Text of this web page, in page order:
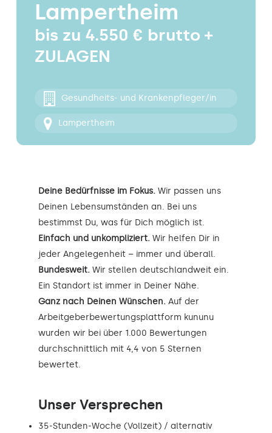
KontaktLampertheim
bis zu 4.550 € brutto +
ZULAGEN
Gesundheits- und Krankenpfleger/in
Lampertheim
Deine Bedürfnisse im Fokus. Wir passen uns
Deinen Lebensumständen an. Bei uns
bestimmst Du, was für Dich möglich ist.
Einfach und unkompliziert. Wir helfen Dir in
jeder Angelegenheit – immer und überall.
Bundesweit. Wir stellen deutschlandweit ein.
Ein Standort ist immer in Deiner Nähe.
Ganz nach Deinen Wünschen. Auf der
Arbeitgeberbewertungsplattform kununu
wurden wir bei über 1.000 Bewertungen
durchschnittlich mit 4,4 von 5 Sternen
bewertet.
Unser Versprechen
35-Stunden-Woche (Vollzeit) / alternativ